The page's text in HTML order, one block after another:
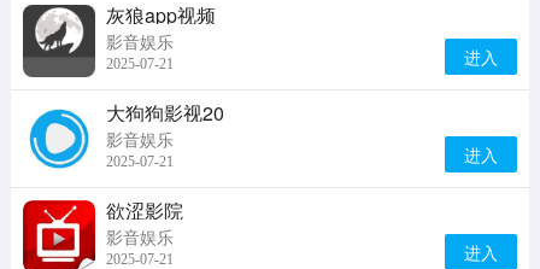
灰狼app视频
影音娱乐
2025-07-21 进入
大狗狗影视20
影音娱乐
2025-07-21 进入
欲涩影院
影音娱乐
2025-07-21 进入